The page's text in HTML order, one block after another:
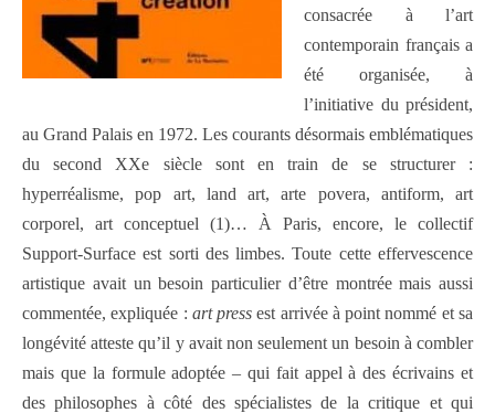
consacrée à l’art
contemporain français a
été organisée, à
l’initiative du président,
au Grand Palais en 1972. Les courants désormais emblématiques
du second XXe siècle sont en train de se structurer :
hyperréalisme, pop art, land art, arte povera, antiform, art
corporel, art conceptuel (1)… À Paris, encore, le collectif
Support-Surface est sorti des limbes. Toute cette effervescence
artistique avait un besoin particulier d’être montrée mais aussi
commentée, expliquée : art press est arrivée à point nommé et sa
longévité atteste qu’il y avait non seulement un besoin à combler
mais que la formule adoptée – qui fait appel à des écrivains et
des philosophes à côté des spécialistes de la critique et qui